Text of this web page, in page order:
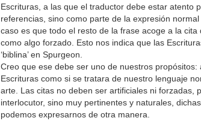
Escrituras, a las que el traductor debe estar atento
referencias, sino como parte de la expresión
caso es que todo el resto de la frase acoge a la
como algo forzado. Esto nos indica que las
‘biblina’ en Spurgeon.
Creo que ese debe ser uno de nuestros
Escrituras como si se tratara de nuestro lenguaje
arte. Las citas no deben ser artificiales ni forzadas,
interlocutor, sino muy pertinentes y naturales,
podemos expresarnos de otra manera.